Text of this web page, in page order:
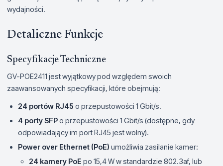
wydajności.
Detaliczne Funkcje
Specyfikacje Techniczne
GV-POE2411 jest wyjątkowy pod względem swoich
zaawansowanych specyfikacji, które obejmują:
24 portów RJ45 o przepustowości 1 Gbit/s.
4 porty SFPo przepustowości 1 Gbit/s (dostępne, gdy
odpowiadający im port RJ45 jest wolny).
Power over Ethernet (PoE) umożliwia zasilanie kamer:
24 kamery PoE po 15,4 W w standardzie 802.3af, lub